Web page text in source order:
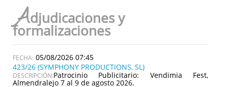
Adjudicaciones y
formalizaciones
05/08/2026 07:45
423/26 (SYMPHONY PRODUCTIONS, SL)
DESCRIPCIÓN:Patrocinio Publicitario: Vendimia Fest,
Almendralejo 7 al 9 de agosto 2026.